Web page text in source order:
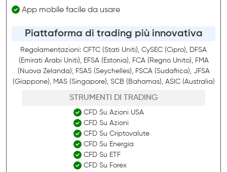
App mobile facile da usare
Piattaforma di trading più innovativa
Regolamentazioni: CFTC (Stati Uniti), CySEC (Cipro), DFSA
(Emirati Arabi Uniti), EFSA (Estonia), FCA (Regno Unito), FMA
(Nuova Zelanda), FSAS (Seychelles), FSCA (Sudafrica), JFSA
(Giappone), MAS (Singapore), SCB (Bahamas), ASIC (Australia)
STRUMENTI DI TRADING
CFD Su Azioni USA
CFD Su Azioni
CFD Su Criptovalute
CFD Su Energia
CFD Su ETF
CFD Su Forex